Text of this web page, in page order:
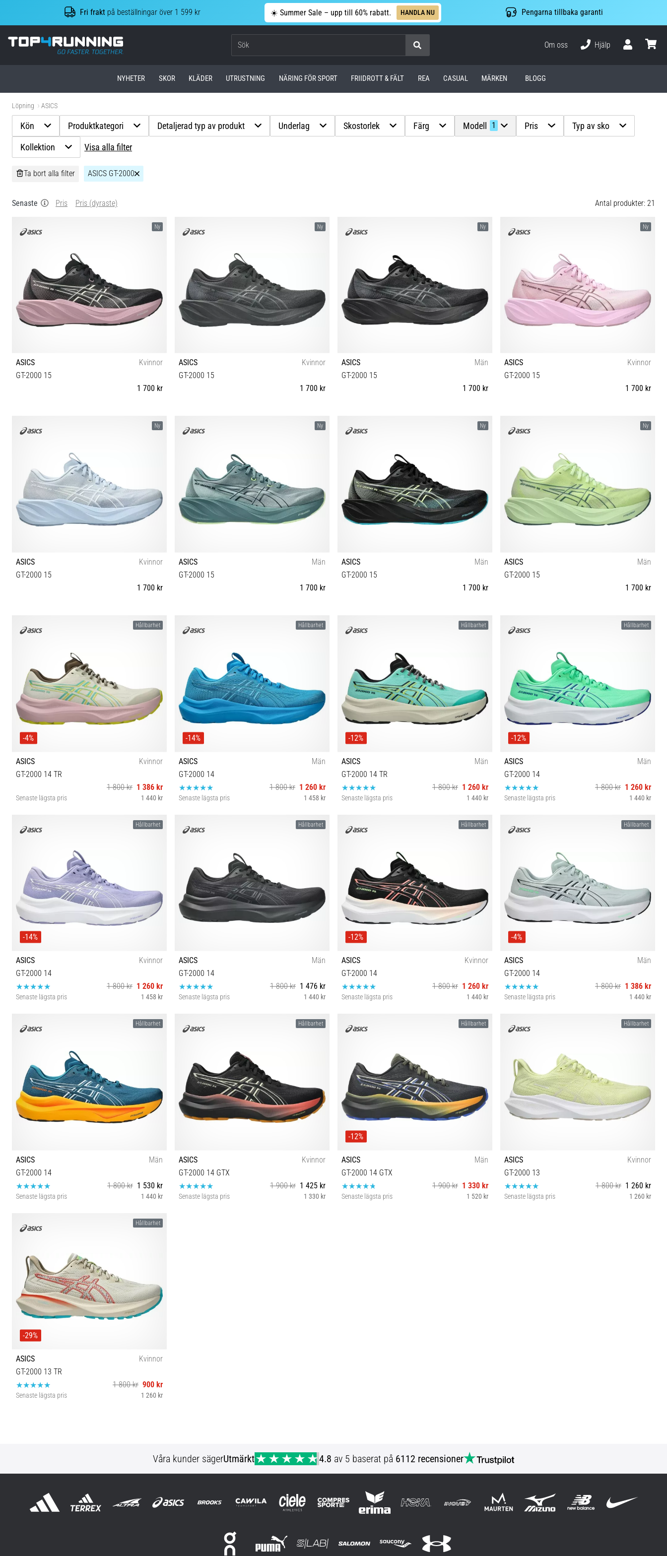
Fri frakt på beställningar över 1 599 kr ☀️ Summer Sale – upp till 60% rabatt. HANDLA NU Pengarna tillbaka garanti
Top4Running.se
Om oss
Hjälp
NYHETER SKOR KLÄDER UTRUSTNING NÄRING FÖR SPORT FRIIDROTT & FÄLT REA CASUAL MÄRKEN BLOGG
Löpning ASICS
Kön Produktkategori Detaljerad typ av produkt Underlag Skostorlek Färg Modell 1 Pris Typ av sko
Kollektion Visa alla filter
Ta bort alla filter ASICS GT-2000
Senaste Pris Pris (dyraste) Antal produkter: 21
Ny
ASICS
Kvinnor
GT-2000 15
1 700 kr
Ny
ASICS
Kvinnor
GT-2000 15
1 700 kr
Ny
ASICS
Män
GT-2000 15
1 700 kr
40½ 41½ 42 42½ 43½ 44 44½ 45 46 46½ 47 48
Ny
ASICS
Kvinnor
GT-2000 15
1 700 kr
Ny
ASICS
Kvinnor
GT-2000 15
1 700 kr
37 37½ 38 39 39½ 40 40½ 41½ 42 42½
Ny
ASICS
Män
GT-2000 15
1 700 kr
40½ 41½ 42 42½ 43½ 44 44½ 45 46 46½ 47 48
Ny
ASICS
Män
GT-2000 15
1 700 kr
40½ 41½ 42 42½ 43½ 44 44½ 45 46 46½ 47 48
Ny
ASICS
Män
GT-2000 15
1 700 kr
40½ 41½ 42 42½ 43½ 44 44½ 45 46 46½ 47 48
Hållbarhet
-4%
ASICS
Kvinnor
GT-2000 14 TR
1 800 kr 1 386 kr
Senaste lägsta pris 1 440 kr
Hållbarhet
-14%
ASICS
Män
GT-2000 14
1 800 kr 1 260 kr
Senaste lägsta pris 1 458 kr
Hållbarhet
-12%
ASICS
Män
GT-2000 14 TR
1 800 kr 1 260 kr
Senaste lägsta pris 1 440 kr
Hållbarhet
-12%
ASICS
Män
GT-2000 14
1 800 kr 1 260 kr
Senaste lägsta pris 1 440 kr
40½ 41½ 42 42½ 43½ 44 44½ 45
Hållbarhet
-14%
ASICS
Kvinnor
GT-2000 14
1 800 kr 1 260 kr
Senaste lägsta pris 1 458 kr
Hållbarhet
ASICS
Män
GT-2000 14
1 800 kr 1 476 kr
Senaste lägsta pris 1 440 kr
Hållbarhet
-12%
ASICS
Kvinnor
GT-2000 14
1 800 kr 1 260 kr
Senaste lägsta pris 1 440 kr
Hållbarhet
-4%
ASICS
Män
GT-2000 14
1 800 kr 1 386 kr
Senaste lägsta pris 1 440 kr
Hållbarhet
ASICS
Män
GT-2000 14
1 800 kr 1 530 kr
Senaste lägsta pris 1 440 kr
Hållbarhet
ASICS
Kvinnor
GT-2000 14 GTX
1 900 kr 1 425 kr
Senaste lägsta pris 1 330 kr
Hållbarhet
-12%
ASICS
Män
GT-2000 14 GTX
1 900 kr 1 330 kr
Senaste lägsta pris 1 520 kr
Hållbarhet
ASICS
Kvinnor
GT-2000 13
1 800 kr 1 260 kr
Senaste lägsta pris 1 260 kr
Hållbarhet
-29%
ASICS
Kvinnor
GT-2000 13 TR
1 800 kr 900 kr
Senaste lägsta pris 1 260 kr
Våra kunder sägerUtmärkt 4.8 av 5 baserat på 6112 recensioner